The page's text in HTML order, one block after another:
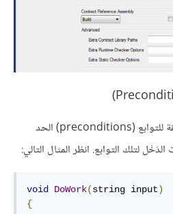
يَضمَن استخدام الشروط المُسبَقة للتوابع (preconditions) الحد
لتلك التوابع. انظر المثال التالي:
void DoWork(string input)
{